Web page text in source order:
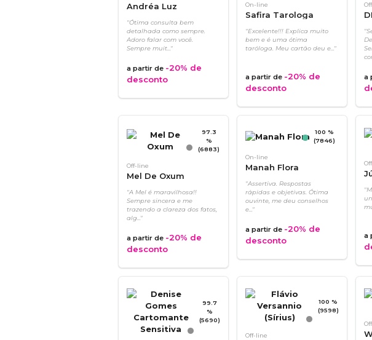
Andréa Luz
"Ótima consulta bem
detalhada como sempre.
Adoro falar com você.
Sempre muit..."
a partir de -20% de
desconto
On-line
Safira Tarologa
"Excelente!!! Explica muito
bem e é uma ótima
taróloga. Meu cartão deu e..."
a partir de -20% de
desconto
a
97.3
%
(6883)
Off-line
Mel De Oxum
"A Mel é maravilhosa!!
Sempre sincera e me
trazendo a clareza dos fatos,
alg..."
a partir de -20% de
desconto
100 %
(7846)
On-line
Manah Flora
"Assertiva. Respostas
rápidas e objetivas. Ótima
ouvinte, me deu conselhos
e..."
a partir de -20% de
desconto
a
99.7
%
(5690)
100 %
(9598)
Off-line